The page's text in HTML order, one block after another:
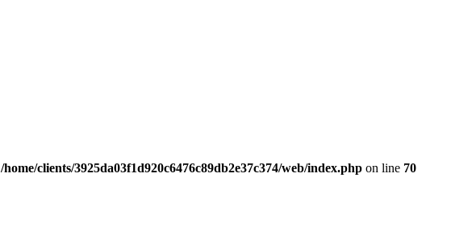
/home/clients/3925da03f1d920c6476c89db2e37c374/web/index.php on line 70